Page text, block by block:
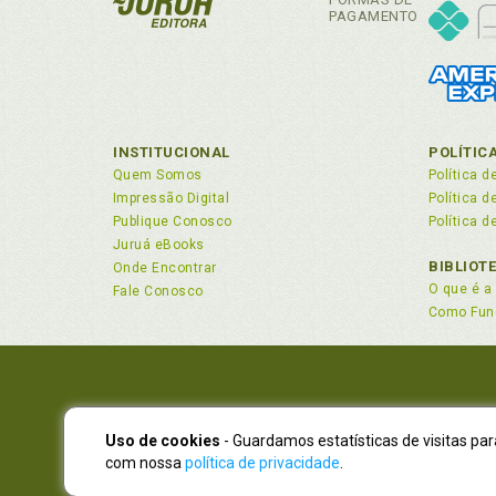
PAGAMENTO
INSTITUCIONAL
Quem Somos
Impressão Digital
Publique Conosco
Juruá eBooks
Onde Encontrar
Fale Conosco
Política
Política
Política
O que é a
Como
NOVO
Uso de cookies - Guardamos estatísticas de visitas
com nossa política de privacidade